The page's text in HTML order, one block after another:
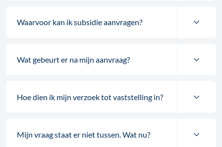
Waarvoor kan ik subsidie aanvragen?
Wat gebeurt er na mijn aanvraag?
Hoe dien ik mijn verzoek tot vaststelling in?
Mijn vraag staat er niet tussen. Wat nu?